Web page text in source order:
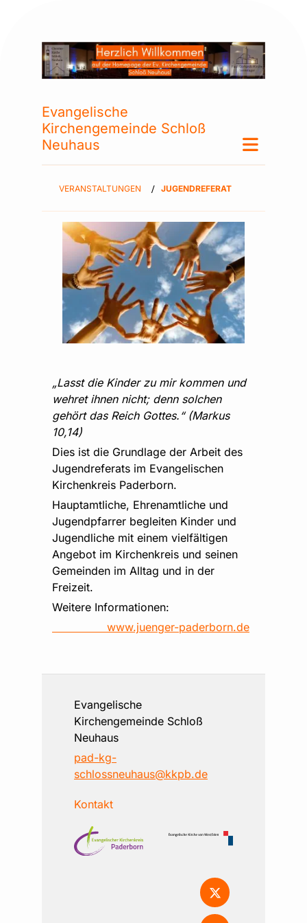
Evangelische
Kirchengemeinde Schloß
Neuhaus
VERANSTALTUNGEN / JUGENDREFERAT
„Lasst die Kinder zu mir kommen und
wehret ihnen nicht; denn solchen
gehört das Reich Gottes.“ (Markus
10,14)
Dies ist die Grundlage der Arbeit des
Jugendreferats im Evangelischen
Kirchenkreis Paderborn.
Hauptamtliche, Ehrenamtliche und
Jugendpfarrer begleiten Kinder und
Jugendliche mit einem vielfältigen
Angebot im Kirchenkreis und seinen
Gemeinden im Alltag und in der
Freizeit.
Weitere Informationen:
www.juenger-paderborn.de
Evangelische
Kirchengemeinde Schloß
Neuhaus
pad-kg-
schlossneuhaus@kkpb.de
Kontakt